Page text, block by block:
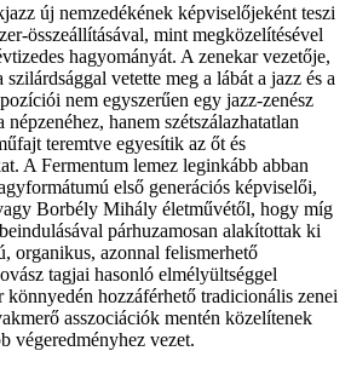
új nemzedékének képviselőjeként teszi
összeállításával, mint megközelítésével
hagyományát. A zenekar vezetője,
vetette meg a lábát a jazz és a
nem egyszerűen egy jazz-zenész
hanem szétszálazhatatlan
teremtve egyesítik az őt és
A Fermentum lemez leginkább abban
első generációs képviselői,
Borbély Mihály életművétől, hogy míg
párhuzamosan alakítottak ki
organikus, azonnal felismerhető
tagjai hasonló elmélyültséggel
könnyedén hozzáférhető tradicionális zenei
asszociációk mentén közelítenek
végeredményhez vezet.